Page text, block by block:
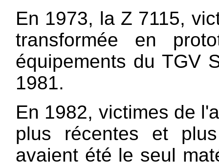
En 1973, la Z 7115,
transformée en
équipements du TGV
1981.
En 1982, victimes de
plus récentes et
avaient été le seul